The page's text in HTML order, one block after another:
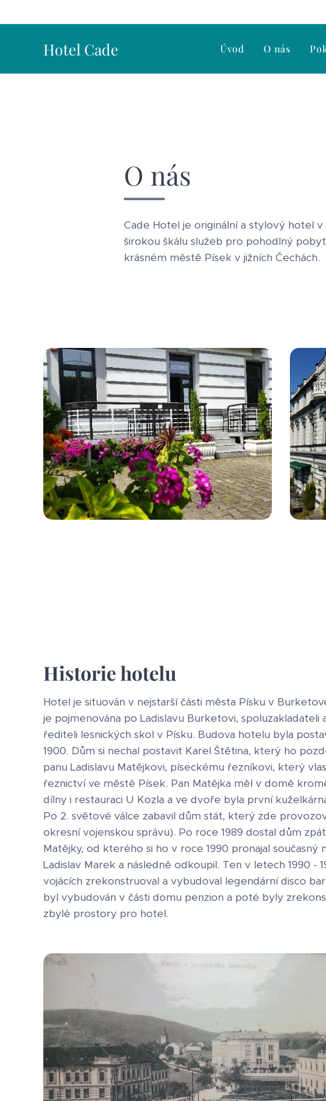
Hotel Cade Úvod O nás
O nás
Cade Hotel je originální a stylový hotel
širokou škálu služeb pro pohodlný
krásném městě Písek v jižních Čechách.
Historie hotelu
Hotel je situován v nejstarší části města Písku v
je pojmenována po Ladislavu Burketovi, spoluzakladateli
řediteli lesnických skol v Písku. Budova hotelu byla
1900. Dům si nechal postavit Karel Štětina, který ho
panu Ladislavu Matějkovi, píseckému řezníkovi, který
řeznictví ve městě Písek. Pan Matějka měl v domě
dílny i restauraci U Kozla a ve dvoře byla první
Po 2. světové válce zabavil dům stát, který zde
okresní vojenskou správu). Po roce 1989 dostal dům
Matějky, od kterého si ho v roce 1990 pronajal současný
Ladislav Marek a následně odkoupil. Ten v letech 1990 -
vojácích zrekonstruoval a vybudoval legendární disco
byl vybudován v části domu penzion a poté byly
zbylé prostory pro hotel.